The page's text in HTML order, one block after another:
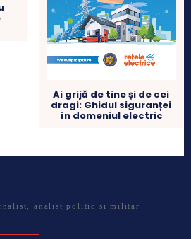
Ai grijă de tine și de cei
dragi: Ghidul siguranței
în domeniul electric
analist politic si militar